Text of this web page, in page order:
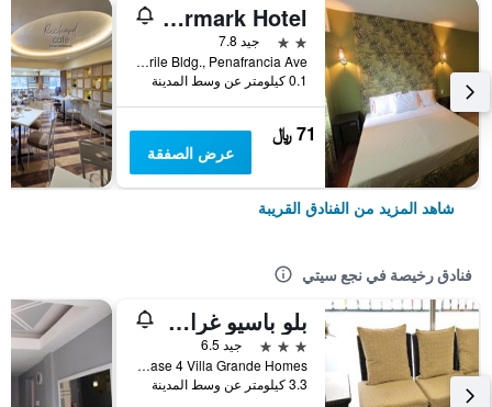
Starmark Hotel
2 نجمتين
جيد 7.8
T. Enrile Bldg., Penafrancia Ave., نجع سيتي, الفلبين
0.1 كيلومتر عن وسط المدينة
71 ﷼
عرض الصفقة
شاهد المزيد من الفنادق القريبة
فنادق رخيصة في نجع سيتي
بلو باسيو غراند إن
3 نجوم
جيد 6.5
Phase 4 Villa Grande Homes, نجع سيتي, الفلبين
3.3 كيلومتر عن وسط المدينة